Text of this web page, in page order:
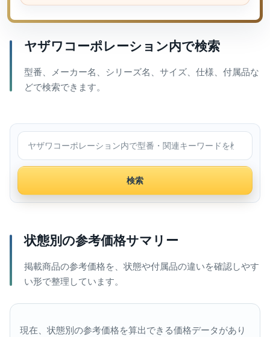
ヤザワコーポレーション内で検索
型番、メーカー名、シリーズ名、サイズ、仕様、付属品な
どで検索できます。
ヤザワコーポレーション内で検索
検索
状態別の参考価格サマリー
掲載商品の参考価格を、状態や付属品の違いを確認しやす
い形で整理しています。
現在、状態別の参考価格を算出できる価格データがあり